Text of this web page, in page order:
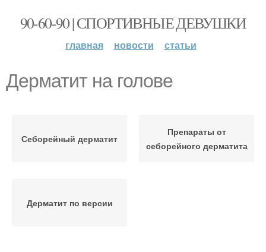
90-60-90 | СПОРТИВНЫЕ ДЕВУШКИ
главная новости статьи
Дерматит на голове
Себорейный дерматит
Препараты от
себорейного дерматита
Дерматит по версии